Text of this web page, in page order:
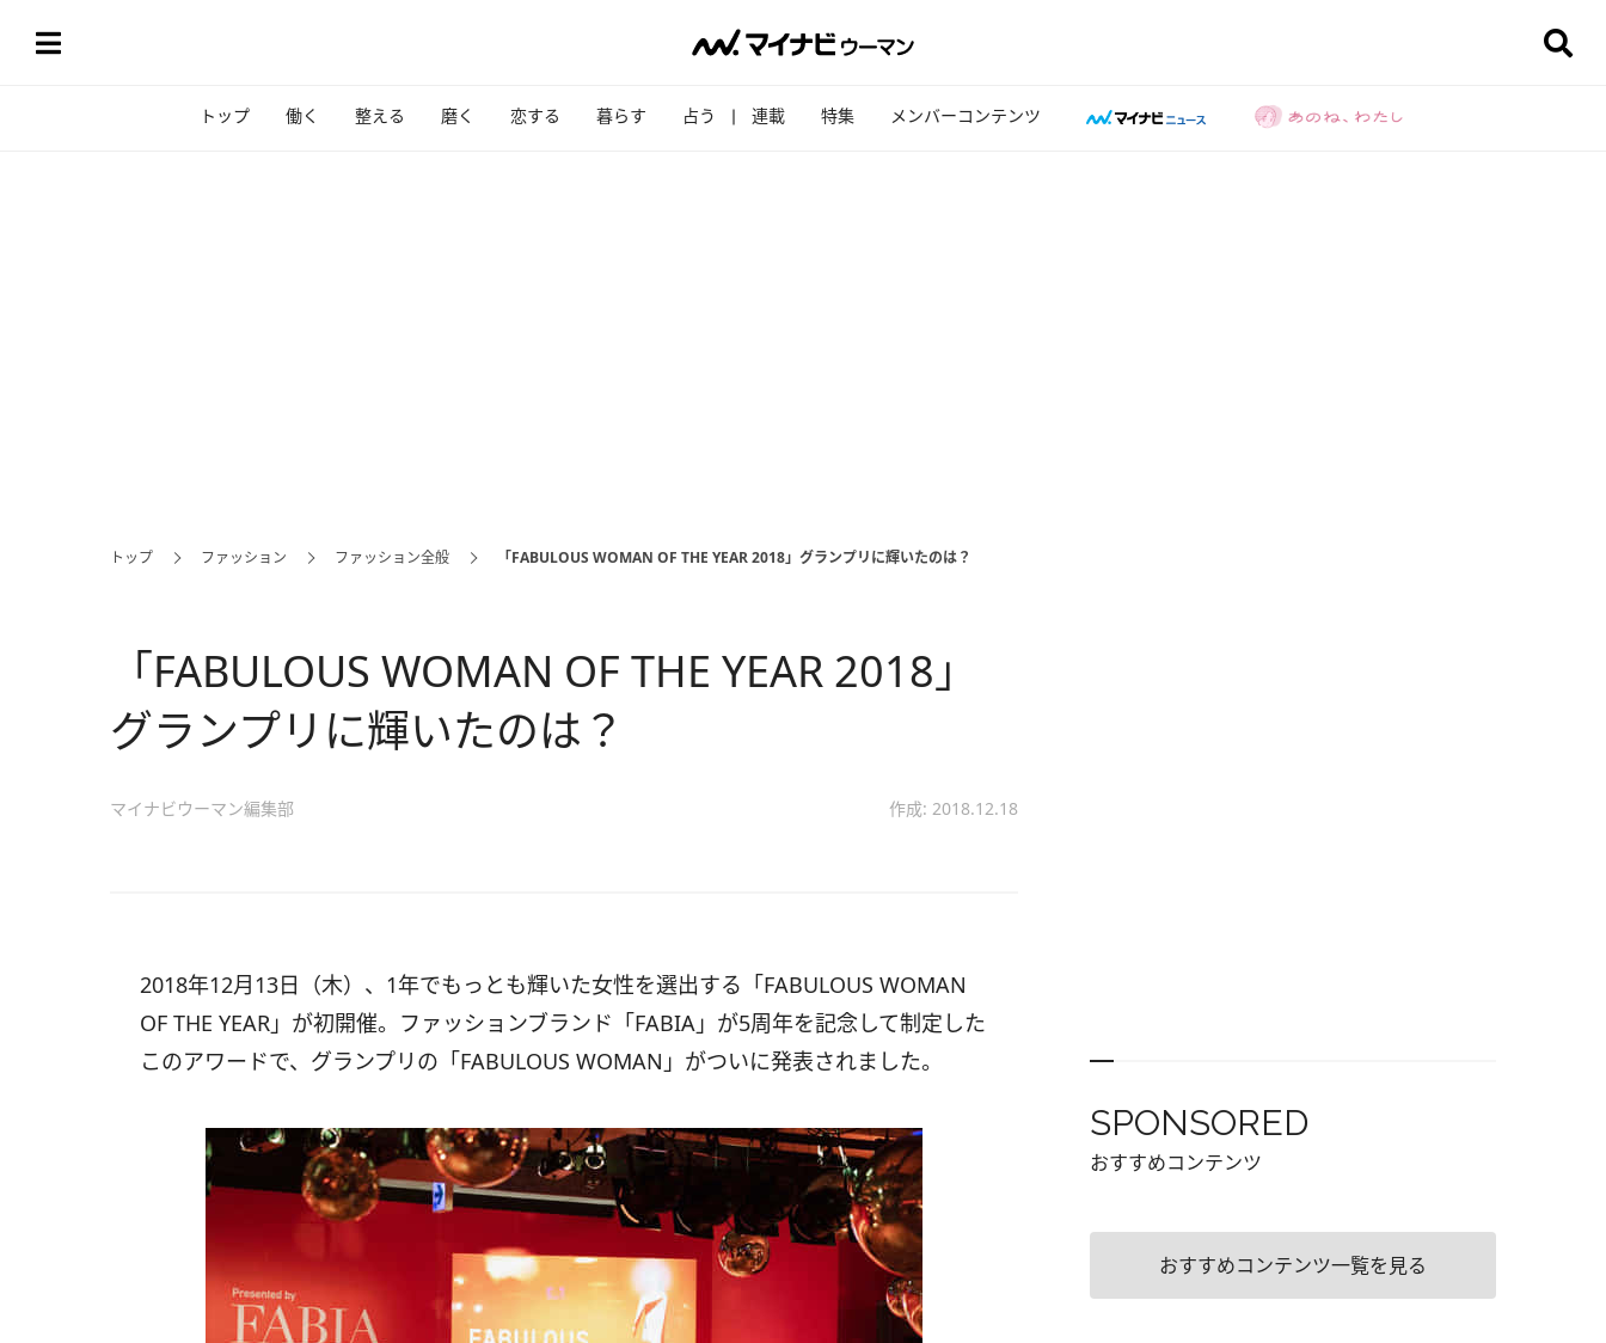
トップ 働く 整える 磨く 恋する 暮らす 占う 連載 特集 メンバーコンテンツ
トップ ファッション ファッション全般 「FABULOUS WOMAN OF THE YEAR 2018」グランプリに輝いたのは？
「FABULOUS WOMAN OF THE YEAR 2018」
グランプリに輝いたのは？
マイナビウーマン編集部 作成: 2018.12.18
2018年12月13日（木）、1年でもっとも輝いた女性を選出する「FABULOUS WOMAN
OF THE YEAR」が初開催。ファッションブランド「FABIA」が5周年を記念して制定した
このアワードで、グランプリの「FABULOUS WOMAN」がついに発表されました。
SPONSORED
おすすめコンテンツ
おすすめコンテンツ一覧を見る